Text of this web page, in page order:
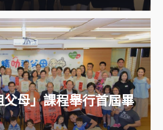
父母」課程舉行首屆
母」課程舉行首屆畢